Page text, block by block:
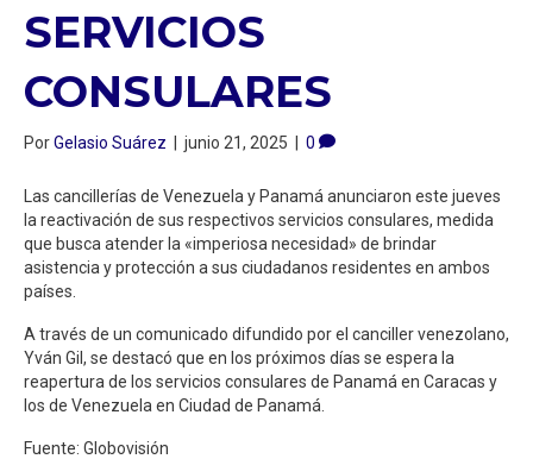
SERVICIOS
CONSULARES
PorGelasio Suárez | junio 21, 2025 | 0
Las cancillerías de Venezuela y Panamá anunciaron este jueves
la reactivación de sus respectivos servicios consulares, medida
que busca atender la «imperiosa necesidad» de brindar
asistencia y protección a sus ciudadanos residentes en ambos
países.
A través de un comunicado difundido por el canciller venezolano,
Yván Gil, se destacó que en los próximos días se espera la
reapertura de los servicios consulares de Panamá en Caracas y
los de Venezuela en Ciudad de Panamá.
Fuente: Globovisión